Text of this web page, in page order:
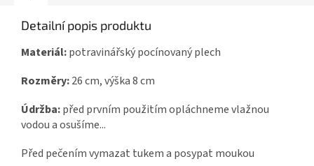
Detailní popis produktu
Materiál:potravinářský pocínovaný plech
Rozměry:26 cm, výška 8 cm
Údržba:před prvním použitím opláchneme vlažnou
vodou a osušíme...
Před pečením vymazat tukem a posypat moukou